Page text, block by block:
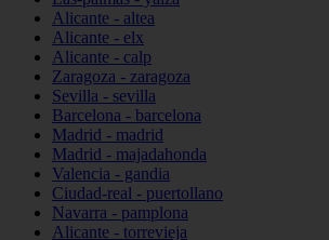
Alicante - altea
Alicante - elx
Alicante - calp
Zaragoza - zaragoza
Sevilla - sevilla
Barcelona - barcelona
Madrid - madrid
Madrid - majadahonda
Valencia - gandia
Ciudad-real - puertollano
Navarra - pamplona
Alicante - torrevieja